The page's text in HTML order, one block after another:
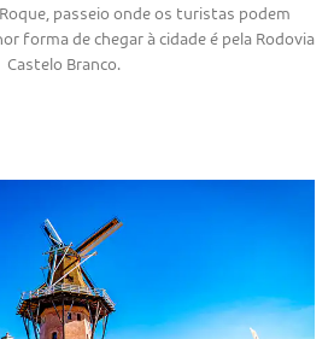
passeio onde os turistas podem
forma de chegar à cidade é pela Rodovia
Castelo Branco.